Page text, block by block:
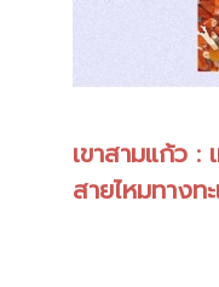
เขาสามแก้ว :
สายไหมทางทะ